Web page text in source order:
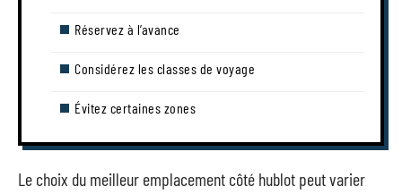
Réservez à l’avance
Considérez les classes de voyage
Évitez certaines zones
Le choix du meilleur emplacement côté hublot peut varier